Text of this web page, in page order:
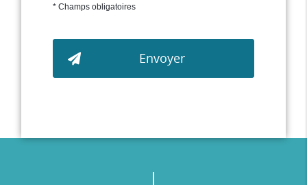
*Champs obligatoires